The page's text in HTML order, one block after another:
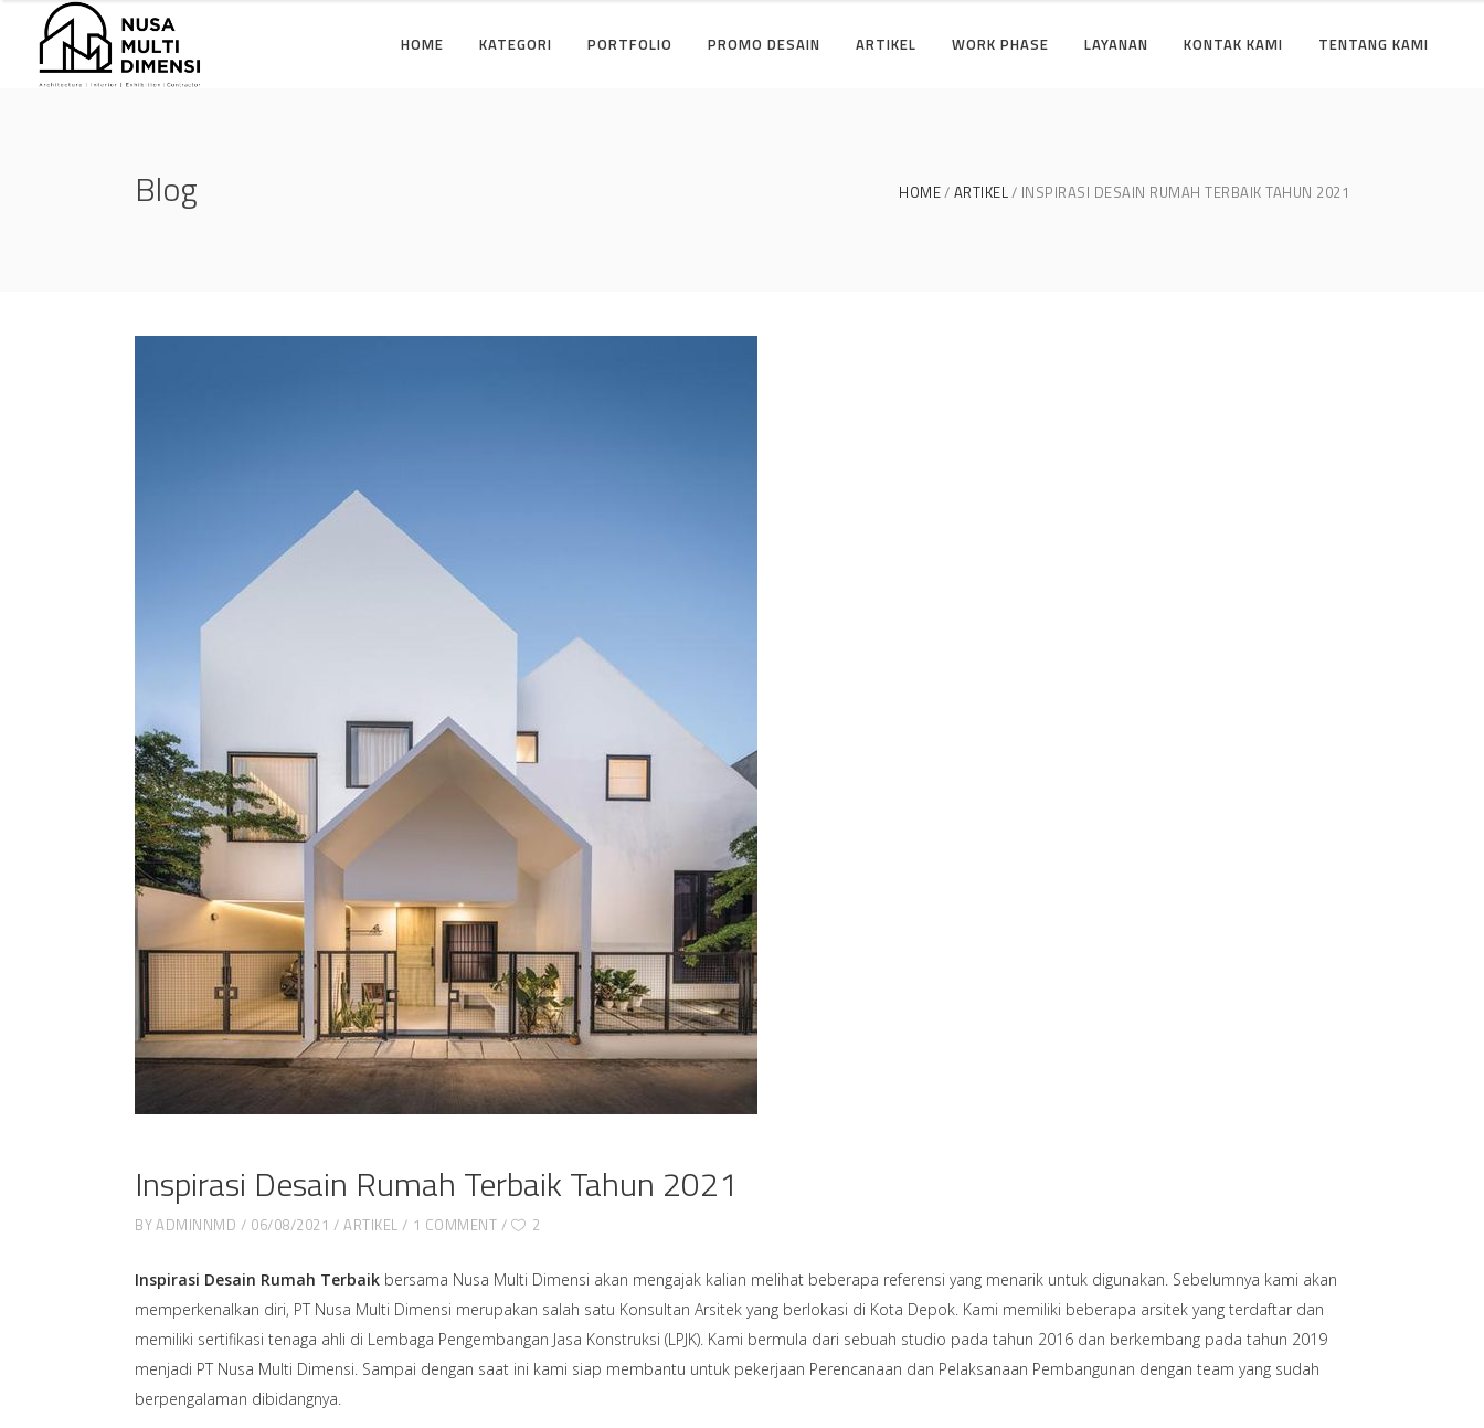
HOME KATEGORI PORTFOLIO PROMO DESAIN ARTIKEL WORK PHASE LAYANAN KONTAK KAMI TENTANG KAMI
Blog HOME ARTIKEL INSPIRASI DESAIN RUMAH TERBAIK TAHUN 2021
Inspirasi Desain Rumah Terbaik Tahun 2021
BYADMINNMD 06/08/2021 ARTIKEL 1 COMMENT 2
Inspirasi Desain Rumah Terbaik bersama Nusa Multi Dimensi akan mengajak kalian melihat beberapa referensi yang menarik untuk digunakan. Sebelumnya kami akan
memperkenalkan diri, PT Nusa Multi Dimensi merupakan salah satu Konsultan Arsitek yang berlokasi di Kota Depok. Kami memiliki beberapa arsitek yang terdaftar dan
memiliki sertifikasi tenaga ahli di Lembaga Pengembangan Jasa Konstruksi (LPJK). Kami bermula dari sebuah studio pada tahun 2016 dan berkembang pada tahun 2019
menjadi PT Nusa Multi Dimensi. Sampai dengan saat ini kami siap membantu untuk pekerjaan Perencanaan dan Pelaksanaan Pembangunan dengan team yang sudah
berpengalaman dibidangnya.